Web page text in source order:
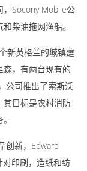
Socony Mobile公
柴油拖网渔船。
新英格兰的城镇建
，有两台现有的
公司推出了索斯沃
其目标是农村消防
创新，Edward
印刷，造纸和纺